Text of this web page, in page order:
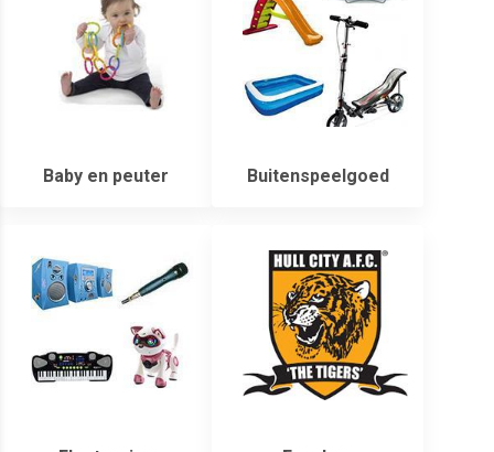
Baby en peuter Buitenspeelgoed